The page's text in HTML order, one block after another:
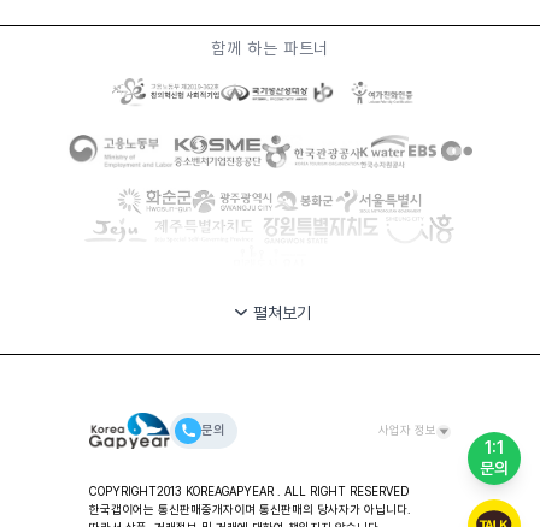
1:1
문의
함께 하는 파트너
펼쳐보기
문의 사업자 정보
대표자: 안시준 ㅣ (주)한국갭이어 사업장 / 교육 및 컨설팅
주소: 서울특별시 용산구 한강대로 80길 11-49, 2층 한국갭이
COPYRIGHT2013 KOREAGAPYEAR . ALL RIGHT RESERVED
한국갭이어는 통신판매중개자이며 통신판매의 당사자가 아닙니다.